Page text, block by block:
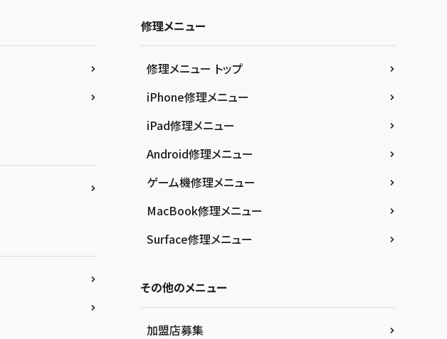
修理メニュー
修理メニュー トップ
iPhone修理メニュー
iPad修理メニュー
Android修理メニュー
ゲーム機修理メニュー
MacBook修理メニュー
Surface修理メニュー
その他のメニュー
加盟店募集